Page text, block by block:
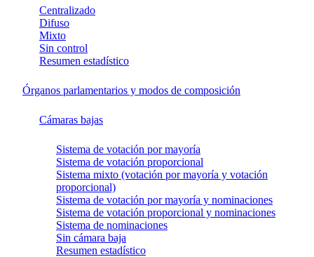
Centralizado
Difuso
Mixto
Sin control
Resumen estadístico
Órganos parlamentarios y modos de composición
Cámaras bajas
Sistema de votación por mayoría
Sistema de votación proporcional
Sistema mixto (votación por mayoría y votación
proporcional)
Sistema de votación por mayoría y nominaciones
Sistema de votación proporcional y nominaciones
Sistema de nominaciones
Sin cámara baja
Resumen estadístico